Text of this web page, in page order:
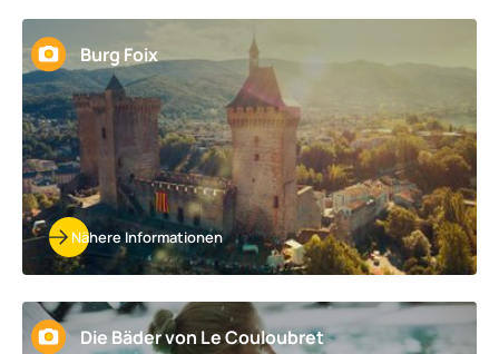
Burg Foix
Nähere Informationen
Die Bäder von Le Couloubret